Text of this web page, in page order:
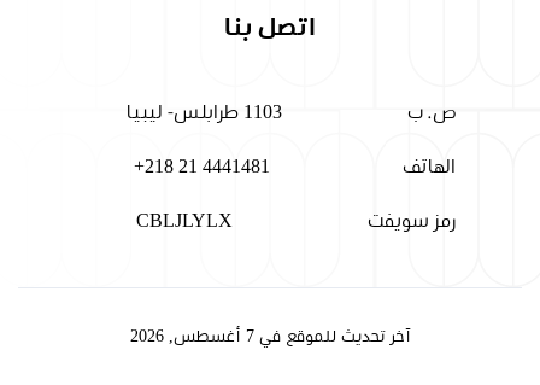
اتصل بنا
ص. ب 1103 طرابلس- ليبيا
الهاتف +218 21 4441481
رمز سويفت CBLJLYLX
آخر تحديث للموقع في 7 أغسطس, 2026